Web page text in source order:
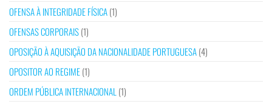
OFENSA À INTEGRIDADE FÍSICA(1)
OFENSAS CORPORAIS(1)
OPOSIÇÃO À AQUISIÇÃO DA NACIONALIDADE PORTUGUESA(4)
OPOSITOR AO REGIME(1)
ORDEM PÚBLICA INTERNACIONAL(1)